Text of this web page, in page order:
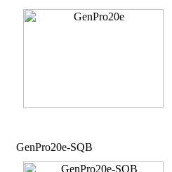
GenPro20e-SQB